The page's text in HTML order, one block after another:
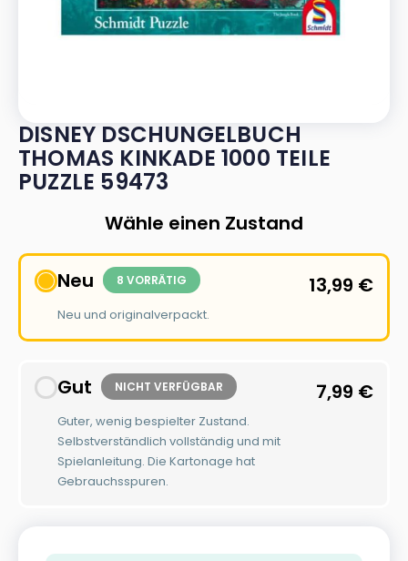
DISNEY DSCHUNGELBUCH
THOMAS KINKADE 1000 TEILE
PUZZLE 59473
Wähle einen Zustand
Neu 8 VORRÄTIG
Neu und originalverpackt.
13,99 €
Gut NICHT VERFÜGBAR
Guter, wenig bespielter Zustand.
Selbstverständlich vollständig und mit
Spielanleitung. Die Kartonage hat
Gebrauchsspuren.
7,99 €